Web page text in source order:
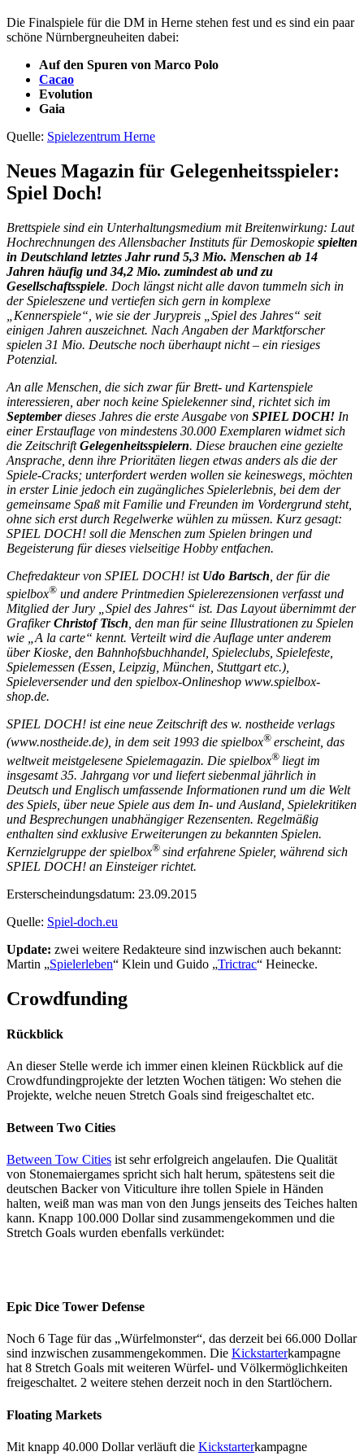
Die Finalspiele für die DM in Herne stehen fest und es sind ein paar
schöne Nürnbergneuheiten dabei:
Auf den Spuren von Marco Polo
Cacao
Evolution
Gaia
Quelle: Spielezentrum Herne
Neues Magazin für Gelegenheitsspieler:
Spiel Doch!
Brettspiele sind ein Unterhaltungsmedium mit Breitenwirkung: Laut
Hochrechnungen des Allensbacher Instituts für Demoskopie spielten
in Deutschland letztes Jahr rund 5,3 Mio. Menschen ab 14
Jahren häufig und 34,2 Mio. zumindest ab und zu
Gesellschaftsspiele. Doch längst nicht alle davon tummeln sich in
der Spieleszene und vertiefen sich gern in komplexe
„Kennerspiele“, wie sie der Jurypreis „Spiel des Jahres“ seit
einigen Jahren auszeichnet. Nach Angaben der Marktforscher
spielen 31 Mio. Deutsche noch überhaupt nicht – ein riesiges
Potenzial.
An alle Menschen, die sich zwar für Brett- und Kartenspiele
interessieren, aber noch keine Spielekenner sind, richtet sich im
Septemberdieses Jahres die erste Ausgabe von SPIEL DOCH! In
einer Erstauflage von mindestens 30.000 Exemplaren widmet sich
die ZeitschriftGelegenheitsspielern. Diese brauchen eine gezielte
Ansprache, denn ihre Prioritäten liegen etwas anders als die der
Spiele-Cracks; unterfordert werden wollen sie keineswegs, möchten
in erster Linie jedoch ein zugängliches Spielerlebnis, bei dem der
gemeinsame Spaß mit Familie und Freunden im Vordergrund steht,
ohne sich erst durch Regelwerke wühlen zu müssen. Kurz gesagt:
SPIEL DOCH! soll die Menschen zum Spielen bringen und
Begeisterung für dieses vielseitige Hobby entfachen.
Chefredakteur von SPIEL DOCH! ist Udo Bartsch , der für die
spielbox® und andere Printmedien Spielerezensionen verfasst und
Mitglied der Jury „Spiel des Jahres“ ist. Das Layout übernimmt der
GrafikerChristof Tisch , den man für seine Illustrationen zu Spielen
wie „A la carte“ kennt. Verteilt wird die Auflage unter anderem
über Kioske, den Bahnhofsbuchhandel, Spieleclubs, Spielefeste,
Spielemessen (Essen, Leipzig, München, Stuttgart etc.),
Spieleversender und den spielbox-Onlineshop www.spielbox-
shop.de.
SPIEL DOCH! ist eine neue Zeitschrift des w. nostheide verlags
(www.nostheide.de), in dem seit 1993 die spielbox® erscheint, das
weltweit meistgelesene Spielemagazin. Die spielbox® liegt im
insgesamt 35. Jahrgang vor und liefert siebenmal jährlich in
Deutsch und Englisch umfassende Informationen rund um die Welt
des Spiels, über neue Spiele aus dem In- und Ausland, Spielekritiken
und Besprechungen unabhängiger Rezensenten. Regelmäßig
enthalten sind exklusive Erweiterungen zu bekannten Spielen.
Kernzielgruppe der spielbox® sind erfahrene Spieler, während sich
SPIEL DOCH! an Einsteiger richtet.
Ersterscheindungsdatum: 23.09.2015
Quelle: Spiel-doch.eu
Update: zwei weitere Redakteure sind inzwischen auch bekannt:
Martin „Spielerleben“ Klein und Guido „Trictrac“ Heinecke.
Crowdfunding
Rückblick
An dieser Stelle werde ich immer einen kleinen Rückblick auf die
Crowdfundingprojekte der letzten Wochen tätigen: Wo stehen die
Projekte, welche neuen Stretch Goals sind freigeschaltet etc.
Between Two Cities
Between Tow Cities ist sehr erfolgreich angelaufen. Die Qualität
von Stonemaiergames spricht sich halt herum, spätestens seit die
deutschen Backer von Viticulture ihre tollen Spiele in Händen
halten, weiß man was man von den Jungs jenseits des Teiches halten
kann. Knapp 100.000 Dollar sind zusammengekommen und die
Stretch Goals wurden ebenfalls verkündet:
Epic Dice Tower Defense
Noch 6 Tage für das „Würfelmonster“, das derzeit bei 66.000 Dollar
sind inzwischen zusammengekommen. Die Kickstarterkampagne
hat 8 Stretch Goals mit weiteren Würfel- und Völkermöglichkeiten
freigeschaltet. 2 weitere stehen derzeit noch in den Startlöchern.
Floating Markets
Mit knapp 40.000 Dollar verläuft die Kickstarterkampagne